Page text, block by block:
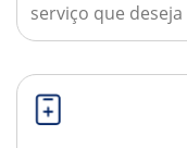
serviço que